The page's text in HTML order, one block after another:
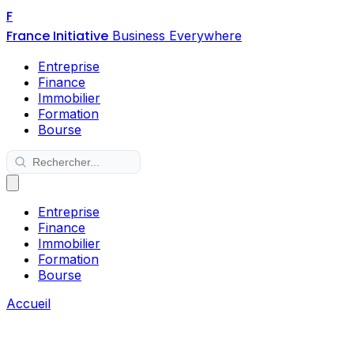
F
France Initiative Business Everywhere
Entreprise
Finance
Immobilier
Formation
Bourse
Entreprise
Finance
Immobilier
Formation
Bourse
Accueil